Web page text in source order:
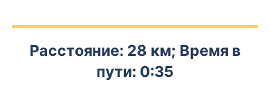
Расстояние: 28 км; Время в
пути: 0:35